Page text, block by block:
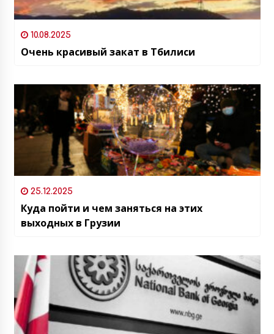
10.08.2025
Очень красивый закат в Тбилиси
25.12.2025
Куда пойти и чем заняться на этих
выходных в Грузии